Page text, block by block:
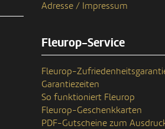
Adresse / Impressum
Fleurop-Service
Fleurop-
Garantiezeiten
So funktioniert Fleurop
Fleurop-Geschenkkarten
PDF-Gutscheine zum